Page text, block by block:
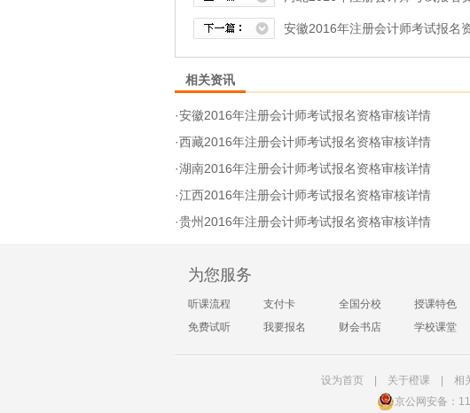
安徽2016年注册会计师考试报名
相关资讯
·安徽2016年注册会计师考试报名资格审核详情
·西藏2016年注册会计师考试报名资格审核详情
·湖南2016年注册会计师考试报名资格审核详情
·江西2016年注册会计师考试报名资格审核详情
·贵州2016年注册会计师考试报名资格审核详情
为您服务
听课流程 支付卡 全国分校 授课特色
免费试听
我要报名 财会书店 学校课堂
设为首页| 关于橙课| 相
京公网安备：